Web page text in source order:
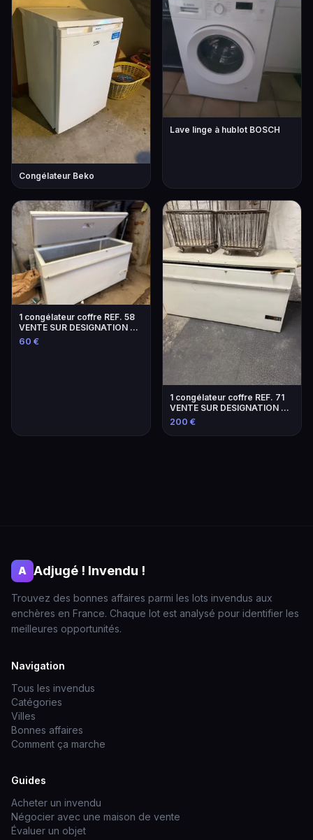
Congélateur Beko
Lave linge à hublot BOSCH
1 congélateur coffre REF. 58
VENTE SUR DESIGNATION SE
TROUVA…
60 €
1 congélateur coffre REF. 71
VENTE SUR DESIGNATION SE
TROUVA…
200 €
A Adjugé ! Invendu !
Trouvez des bonnes affaires parmi les lots invendus aux
enchères en France. Chaque lot est analysé pour identifier les
meilleures opportunités.
Navigation
Tous les invendus
Catégories
Villes
Bonnes affaires
Comment ça marche
Guides
Acheter un invendu
Négocier avec une maison de vente
Évaluer un objet